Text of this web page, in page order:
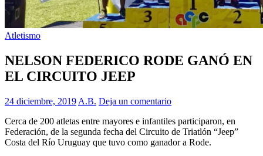
Atletismo
NELSON FEDERICO RODE GANÓ EN
EL CIRCUITO JEEP
24 diciembre, 2019 A.B. Deja un comentario
Cerca de 200 atletas entre mayores e infantiles participaron, en
Federación, de la segunda fecha del Circuito de Triatlón “Jeep”
Costa del Río Uruguay que tuvo como ganador a Rode.